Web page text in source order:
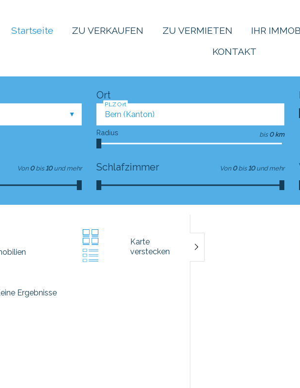
Startseite ZU VERKAUFEN ZU VERMIETEN IHR
KONTAKT
Ort
PLZ Ort
Radius bis 0 km
Von 0 bis 10 und mehr Schlafzimmer Von 0 bis 10 und mehr
Karte
verstecken
Ergebnisse